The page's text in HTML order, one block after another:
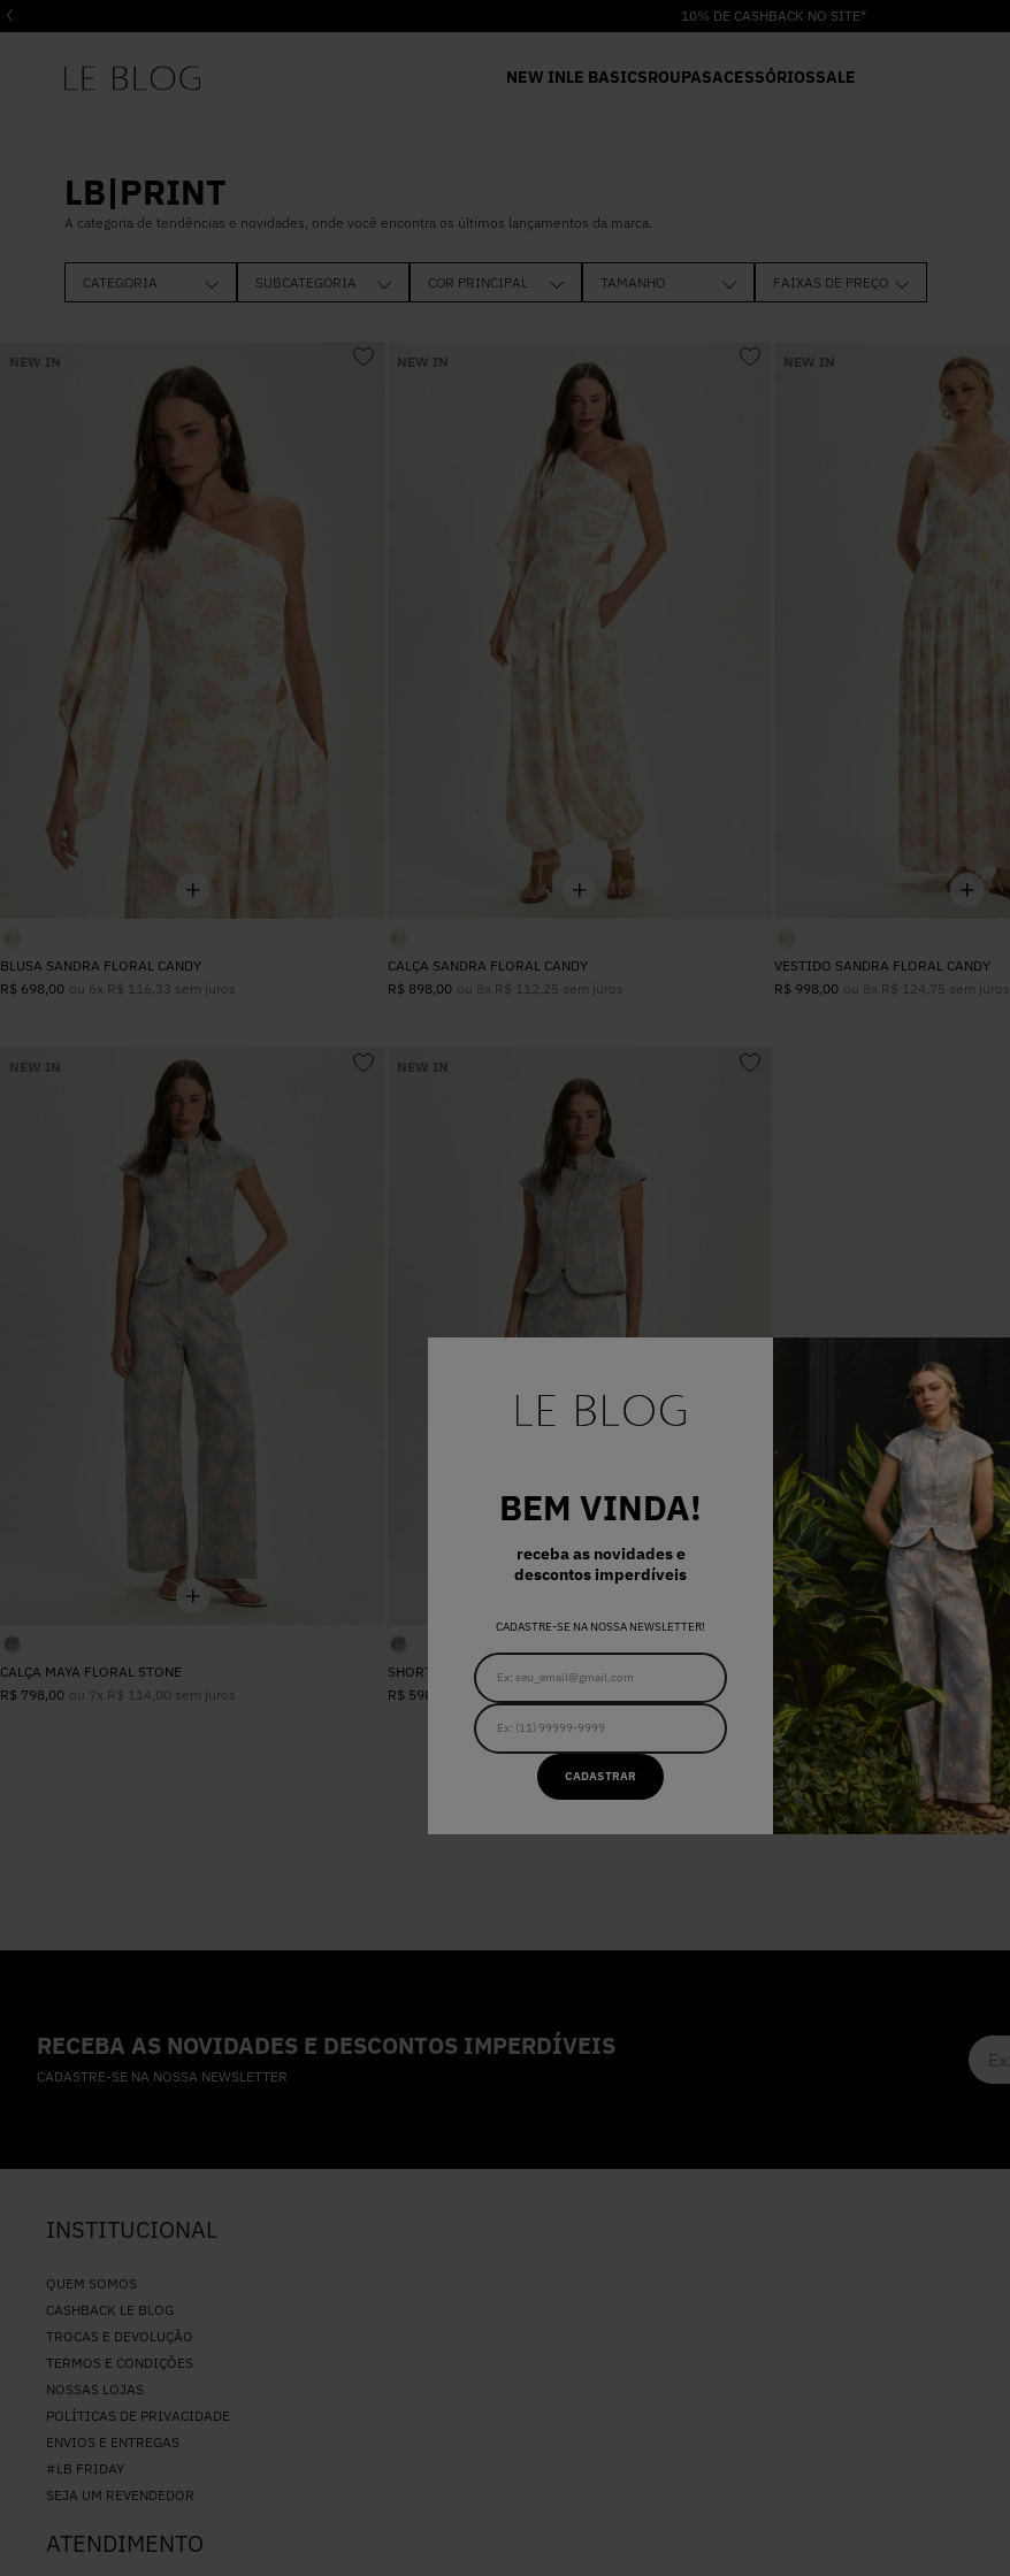
BEM VINDA!
receba as novidades e
descontos imperdíveis
CADASTRE-SE NA NOSSA NEWSLETTER!
CADASTRAR
10% DE CASHBACK NO SITE*
NEW INLE BASICSROUPASACESSÓRIOSSALE
LB|PRINT
A categoria de tendências e novidades, onde você encontra os últimos lançamentos da marca.
CATEGORIA
ALFAIATARIA
VESTIDO
JEANS
SUBCATEGORIA COR PRINCIPAL TAMANHO
38
FAIXAS DE PREÇO
NEW IN
BLUSA SANDRA FLORAL CANDY
R$ 698,00 ou 6x R$ 116 33 sem juros
NEW IN
CALÇA SANDRA FLORAL CANDY
R$ 898,00 ou 8x R$ 112 25 sem juros
NEW IN
VESTIDO SANDRA FLORAL CANDY
R$ 998,00 ou 8x R$ 124 75 sem juros
NEW IN
CALÇA MAYA FLORAL STONE
R$ 798,00 ou 7x R$ 114 00 sem juros
NEW IN
SHORTS SAIA MAYA FLORAL STONE
R$ 598 ou5x
RECEBA AS NOVIDADES E DESCONTOS IMPERDÍVEIS
CADASTRE-SE NA NOSSA NEWSLETTER
INSTITUCIONAL
QUEM SOMOS
CASHBACK LE BLOG
TROCAS E DEVOLUÇÃO
TERMOS E CONDIÇÕES
NOSSAS LOJAS
POLÍTICAS DE PRIVACIDADE
ENVIOS E ENTREGAS
#LB FRIDAY
SEJA UM REVENDEDOR
ATENDIMENTO